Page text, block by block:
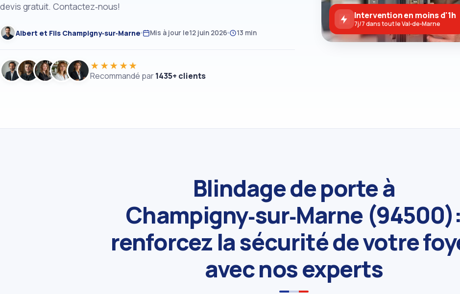
devis gratuit. Contactez‑nous!
Albert et Fils Champigny‑sur‑Marne Mis à jour le12 juin 2026 13 min
★★★★★
Recommandé par1435+ clients
Intervention en moins d'1h
7j/7 dans tout le Val‑de‑Marne
Blindage de porte à
Champigny‑sur‑Marne (94500):
renforcez la sécurité de votre
avec nos experts